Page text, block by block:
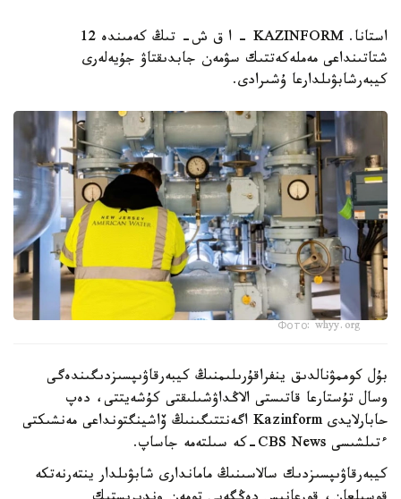
استانا. KAZINFORM – ا ق ش- تىڭ كەمىندە 12
شتاتىنداعى مەملەكەتتىك سۋمەن جابدىقتاۋ جۇيەلەرى
كيبەرشابۋىلدارعا ۇشىرادى.
Фото: whyy.org
بۇل كوممۋنالدىق ينفراقۇرىلىمنىڭ كيبەرقاۋىپسىزدىگىندەگى
وسال تۇستارعا قاتىستى الاڭداۋشىلىقتى كۇشەيتتى، دەپ
حابارلايدى Kazinform اگەنتتىگىنىڭ ۆاشينگتونداعى مەنشىكتى
ءتىلشىسى CBS News-كە سىلتەمە جاساپ.
كيبەرقاۋىپسىزدىك سالاسىنىڭ ماماندارى شابۋىلدار ينتەرنەتكە